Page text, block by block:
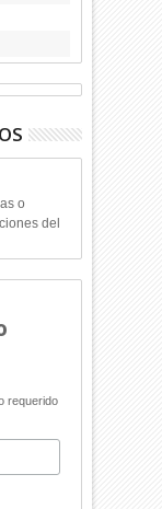
o
del
requerido